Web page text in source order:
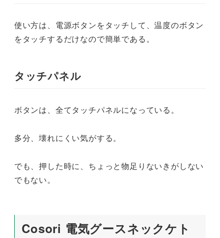
使い方は、電源ボタンをタッチして、温度のボタン
をタッチするだけなので簡単である。
タッチパネル
ボタンは、全てタッチパネルになっている。
多分、壊れにくい気がする。
でも、押した時に、ちょっと物足りないきがしない
でもない。
Cosori 電気グースネックケト